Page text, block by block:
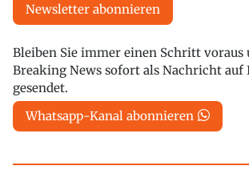
Newsletter abonnieren
Bleiben Sie immer einen Schritt voraus
Breaking News sofort als Nachricht
gesendet.
Whatsapp-Kanal abonnieren